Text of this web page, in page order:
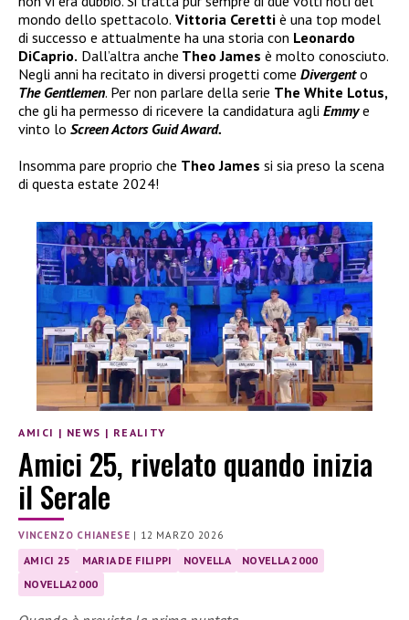
mondo dello spettacolo. Vittoria Ceretti è una top model
di successo e attualmente ha una storia con Leonardo
DiCaprio. Dall’altra anche Theo James è molto conosciuto.
Negli anni ha recitato in diversi progetti come Divergento
The Gentlemen. Per non parlare della serie The White Lotus,
che gli ha permesso di ricevere la candidatura agli Emmye
vinto lo Screen Actors Guid Award.
Insomma pare proprio che Theo James si sia preso la scena
di questa estate 2024!
AMICI | NEWS | REALITY
Amici 25, rivelato quando inizia
il Serale
VINCENZO CHIANESE | 12 MARZO 2026
AMICI 25 MARIA DE FILIPPI NOVELLA
NOVELLA 2000
NOVELLA2000